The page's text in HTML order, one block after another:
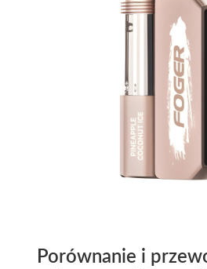
Porównanie i